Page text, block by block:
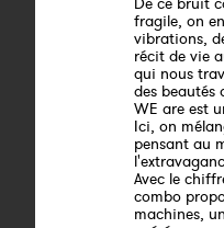
fragile, on
vibrations,
récit de vie
qui nous
des beautés
WE are est
Ici, on
pensant au
Avec le
combo
machines,